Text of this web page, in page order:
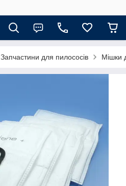
Запчастини для пилососів Мішки